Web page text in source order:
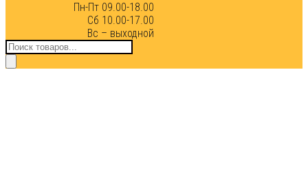
Пн-Пт 09.00-18.00
Сб 10.00-17.00
Вс – выходной
Поиск
товаров